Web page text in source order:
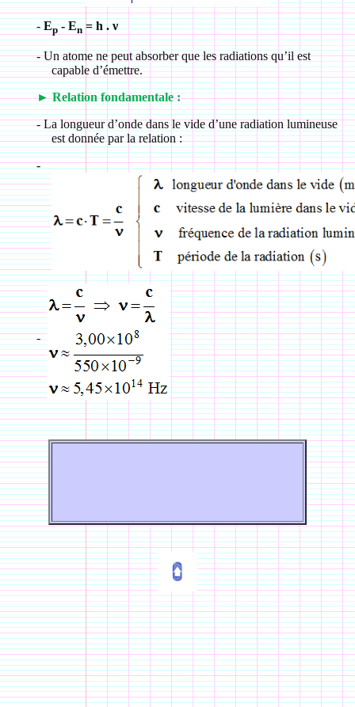
- Ep- En= h . ν
- Un atome ne peut absorber que les radiations qu’il est
capable d’émettre.
► Relation fondamentale :
- La longueur d’onde dans le vide d’une radiation lumineuse
est donnée par la relation :
-
-